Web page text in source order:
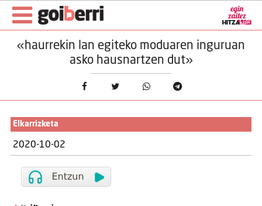
«haurrekin lan egiteko moduaren inguruan
asko hausnartzen dut»
Elkarrizketa
2020-10-02